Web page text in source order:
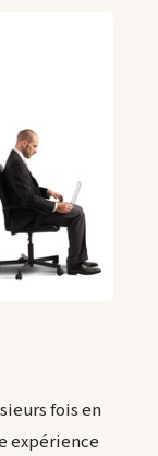
fois en
expérience